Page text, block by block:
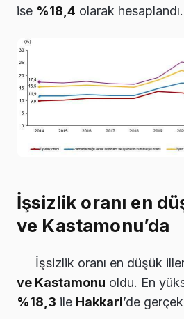
ise %18,4 olarak hesaplandı.
İşsizlik oranı en
ve Kastamonu’da
İşsizlik oranı en düşük
ve Kastamonu oldu. En
%18,3 ile Hakkari’de